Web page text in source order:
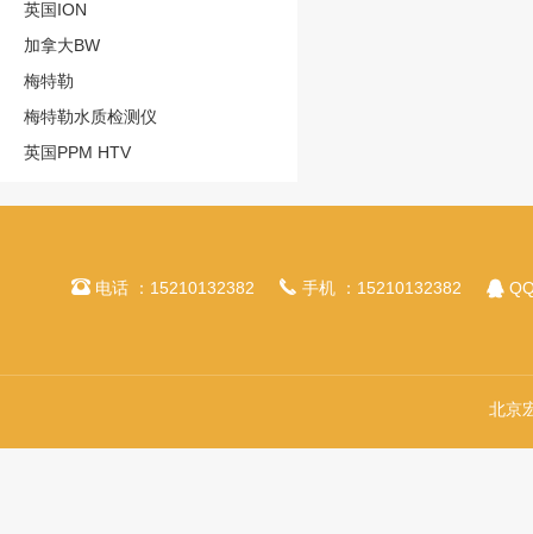
英国ION
加拿大BW
梅特勒
梅特勒水质检测仪
英国PPM HTV
 电话 ：15210132382  手机 ：15210132382 
北京